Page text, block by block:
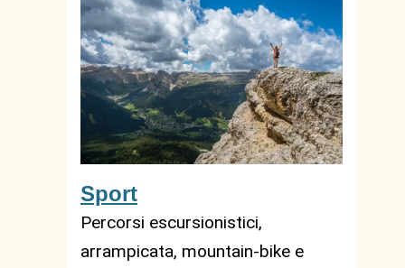
Sport
Percorsi escursionistici,
arrampicata, mountain-bike e